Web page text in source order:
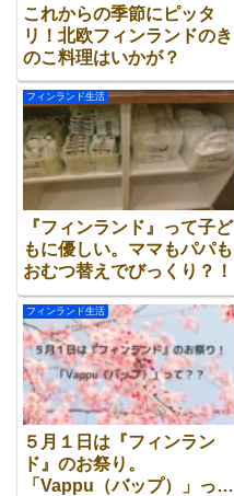
これからの季節にピッタ
リ！北欧フィンランドのき
のこ料理はいかが？
フィンランド生活
『フィンランド』って子ど
もに優しい。ママもパパも
おむつ替えでびっくり？！
フィンランド生活
５月１日は『フィンラン
ド』のお祭り。
「Vappu（バップ）」っ